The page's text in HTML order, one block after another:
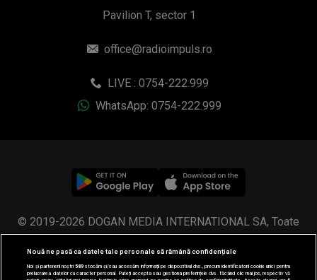
Pavilion T, sector 1
office@radioimpuls.ro
LIVE : 0754-222.999
WhatsApp: 0754-222.999
© 2019-2026 DOGAN MEDIA INTERNATIONAL SA, Toate
drepturile rezervate.
Nouă ne pasă ca datele tale personale să rămână confidențiale
Noi și partenerii noștri589stocăm și/sau accesăm informații pe dispozitivul dvs., precum identificatorii cookie unici pentru
prelucrarea datelor cu caracter personal. Puteți accepta sau gestiona preferințele dvs. făcând clic mai jos, respectiv vă